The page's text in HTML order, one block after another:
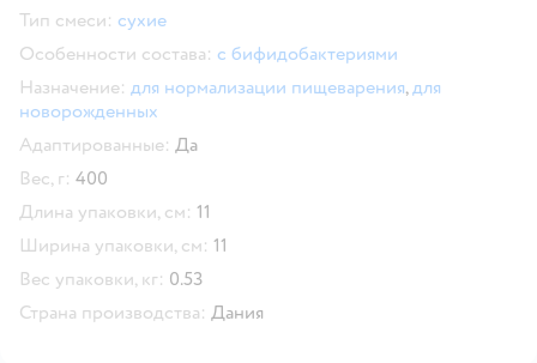
Тип смеси: сухие
Особенности состава: с бифидобактериями
Назначение: для нормализации пищеварения,для
новорожденных
Адаптированные: Да
Вес, г: 400
Длина упаковки, см: 11
Ширина упаковки, см: 11
Вес упаковки, кг: 0.53
Страна производства: Дания